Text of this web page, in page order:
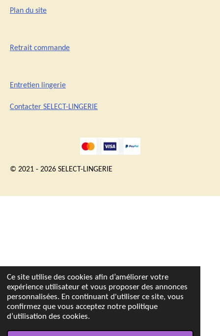
Ce site utilise des cookies afin d’améliorer votre
expérience utilisateur et vous proposer des annonces
personnalisées. En continuant d'utiliser ce site, vous
confirmez que vous acceptez notre politique
d’utilisation des cookies.
Plan du site
Retrait commande
Entretien lingerie
Contacter SELECT-LINGERIE
© 2021 - 2026 SELECT-LINGERIE